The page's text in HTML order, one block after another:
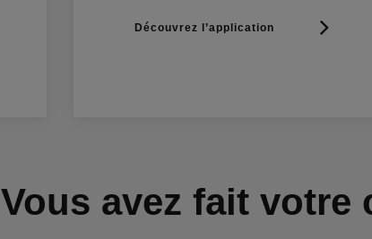
Découvrez l’application
Vous avez fait votre